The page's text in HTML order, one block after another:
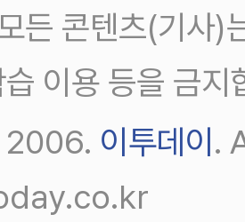
든 콘텐츠(기사)
이용 등을 금지
이투데이.